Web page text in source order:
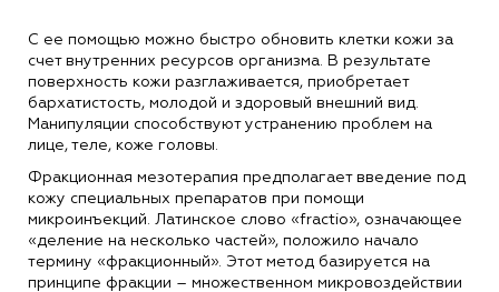
С ее помощью можно быстро обновить клетки кожи за
счет внутренних ресурсов организма. В результате
поверхность кожи разглаживается, приобретает
бархатистость, молодой и здоровый внешний вид.
Манипуляции способствуют устранению проблем на
лице, теле, коже головы.
Фракционная мезотерапия предполагает введение под
кожу специальных препаратов при помощи
микроинъекций. Латинское слово «fractio», означающее
«деление на несколько частей», положило начало
термину «фракционный». Этот метод базируется на
принципе фракции – множественном микровоздействии